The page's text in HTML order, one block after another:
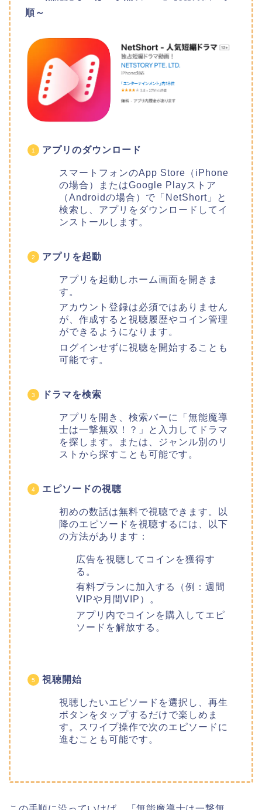
順～
アプリのダウンロード
スマートフォンのApp Store（iPhone
の場合）またはGoogle Playストア
（Androidの場合）で「NetShort」と
検索し、アプリをダウンロードしてイ
ンストールします。
アプリを起動
アプリを起動しホーム画面を開きま
す。
アカウント登録は必須ではありません
が、作成すると視聴履歴やコイン管理
ができるようになります。
ログインせずに視聴を開始することも
可能です。
ドラマを検索
アプリを開き、検索バーに「無能魔導
士は一撃無双！？」と入力してドラマ
を探します。または、ジャンル別のリ
ストから探すことも可能です。
エピソードの視聴
初めの数話は無料で視聴できます。以
降のエピソードを視聴するには、以下
の方法があります：
広告を視聴してコインを獲得す
る。
有料プランに加入する（例：週間
VIPや月間VIP）。
アプリ内でコインを購入してエピ
ソードを解放する。
視聴開始
視聴したいエピソードを選択し、再生
ボタンをタップするだけで楽しめま
す。スワイプ操作で次のエピソードに
進むことも可能です。